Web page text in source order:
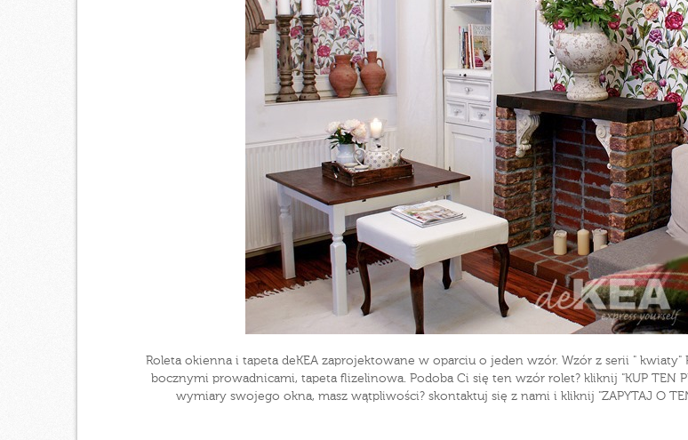
Roleta okienna i tapeta deKEA zaprojektowane w oparciu o jeden wzór. Wzór z serii " kwiaty"
bocznymi prowadnicami, tapeta flizelinowa. Podoba Ci się ten wzór rolet? kliknij "KUP TEN
wymiary swojego okna, masz wątpliwości? skontaktuj się z nami i kliknij "ZAPYTAJ O